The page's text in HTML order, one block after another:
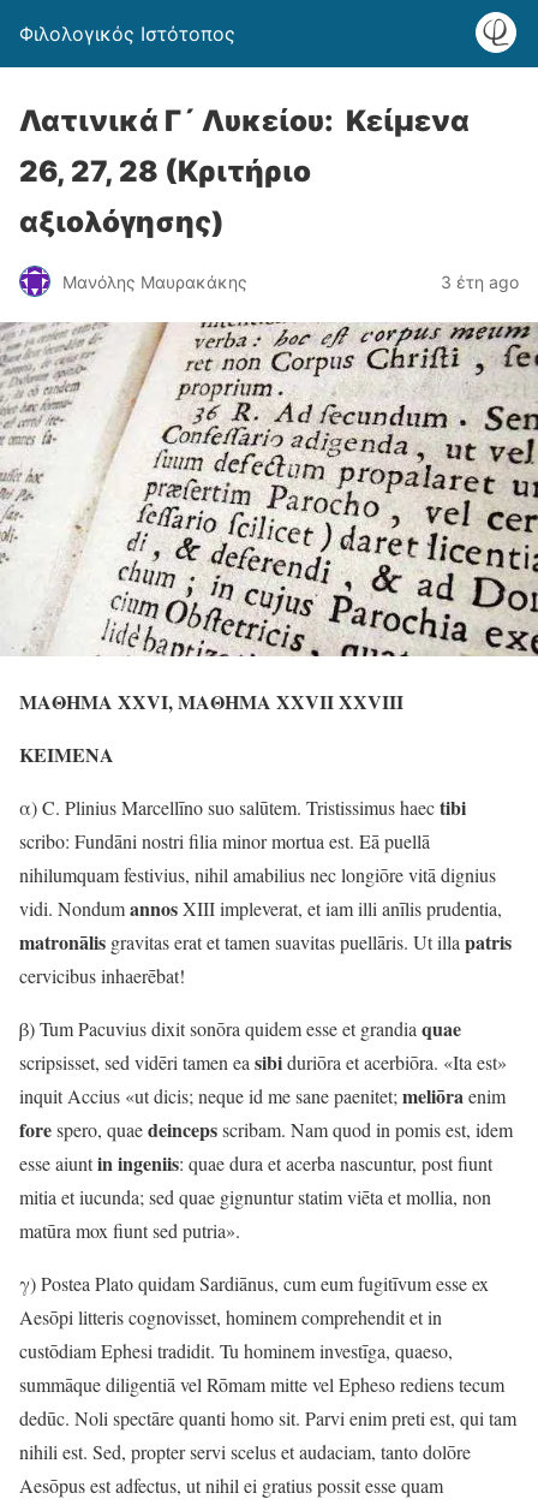
Φιλολογικός Ιστότοπος
Λατινικά Γ´ Λυκείου: Κείμενα
26, 27, 28 (Κριτήριο
αξιολόγησης)
Μανόλης Μαυρακάκης 3 έτη ago
ΜΑΘΗΜΑ XXVΙ, ΜΑΘΗΜΑ XXVΙΙXXVΙΙΙ
ΚΕΙΜΕΝΑ
α) C. Plinius Marcellīno suo salūtem. Tristissimus haectibi
scribo: Fundāni nostri filia minor mortua est. Eā puellā
nihilumquam festivius, nihil amabilius nec longiōre vitā dignius
vidi. NondumannosΧΙΙΙ impleverat, et iam illi anīlis prudentia,
matronālis gravitas erat et tamen suavitas puellāris. Ut illa patris
cervicibus inhaerēbat!
β) Tum Pacuvius dixit sonōra quidem esse et grandia quae
scripsisset, sed vidēri tamen ea sibiduriōra et acerbiōra. «Ita est»
inquit Accius «ut dicis; neque id me sane paenitet; meliōraenim
forespero, quaedeincepsscribam. Nam quod in pomis est, idem
esse aiuntin ingeniis: quae dura et acerba nascuntur, post fiunt
mitia et iucunda; sed quae gignuntur statim viēta et mollia, non
matūra mox fiunt sed putria».
γ) Postea Plato quidam Sardiānus, cum eum fugitīvum esse ex
Aesōpi litteris cognovisset, hominem comprehendit et in
custōdiam Ephesi tradidit. Tu hominem investīga, quaeso,
summāque diligentiā vel Rōmam mitte vel Epheso rediens tecum
dedūc. Noli spectāre quanti homo sit. Parvi enim preti est, qui tam
nihili est. Sed, propter servi scelus et audaciam, tanto dolōre
Aesōpus est adfectus, ut nihil ei gratius possit esse quam